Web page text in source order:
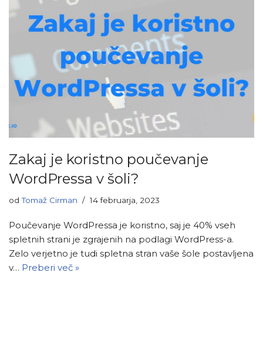
Zakaj je koristno poučevanje
WordPressa v šoli?
odTomaž Cirman 14 februarja, 2023
Poučevanje WordPressa je koristno, saj je 40% vseh
spletnih strani je zgrajenih na podlagi WordPress-a.
Zelo verjetno je tudi spletna stran vaše šole postavljena
v… Preberi več »